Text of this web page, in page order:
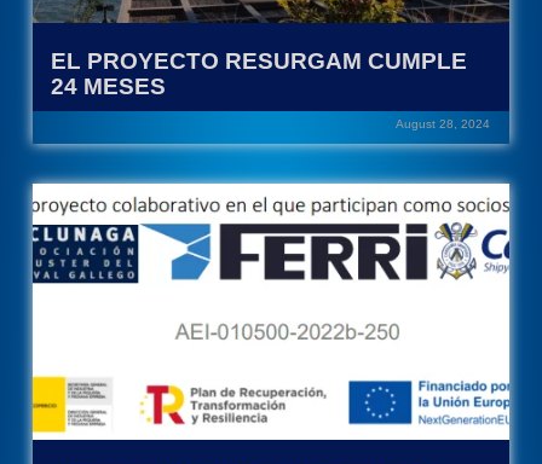
EL PROYECTO RESURGAM CUMPLE
24 MESES
August 28, 2024